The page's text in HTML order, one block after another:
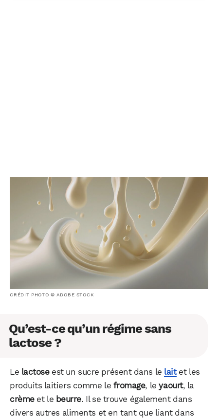
CRÉDIT PHOTO © ADOBE STOCK
Qu’est-ce qu’un régime sans
lactose ?
Le lactoseest un sucre présent dans le laitet les
produits laitiers comme le fromage, leyaourt, la
crèmeet le beurre. Il se trouve également dans
divers autres aliments et en tant que liant dans